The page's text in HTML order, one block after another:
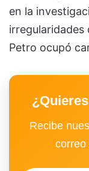
en la
irregularidades
Petro ocupó
Recibe
correo